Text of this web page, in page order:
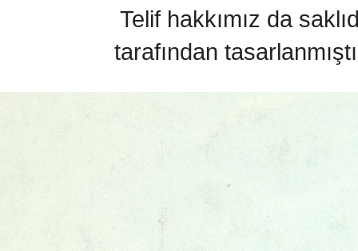
Telif hakkımız da
tarafından